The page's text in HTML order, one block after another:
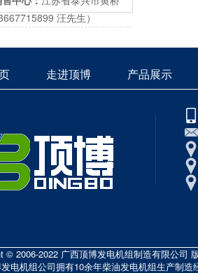
汪先生）
走进顶博 产品展示
© 2006-2022 广西顶博发电机组制造有限公司
电机组公司拥有10余年柴油发电机组生产制